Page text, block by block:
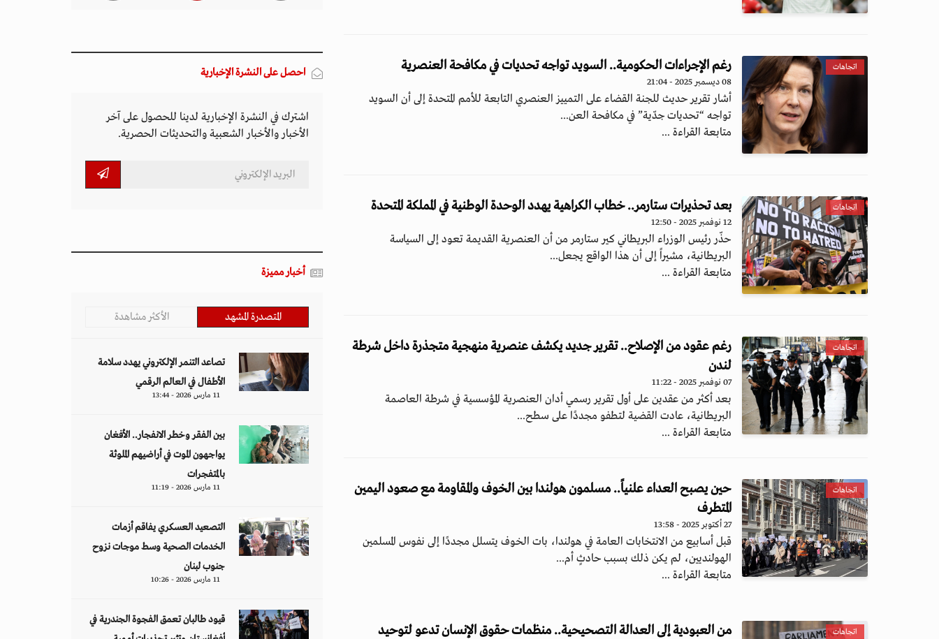
اتجاهات رغم الإجراءات الحكومية.. السويد تواجه تحديات في مكافحة العنصرية
08 ديسمبر 2025 - 21:04
أشار تقرير حديث للجنة القضاء على التمييز العنصري التابعة للأمم المتحدة إلى أن السويد
تواجه “تحديات جدّية” في مكافحة العن...
متابعة القراءة ...
اتجاهات بعد تحذيرات ستارمر.. خطاب الكراهية يهدد الوحدة الوطنية في المملكة المتحدة
12 نوفمبر 2025 - 12:50
حذّر رئيس الوزراء البريطاني كير ستارمر من أن العنصرية القديمة تعود إلى السياسة
البريطانية، مشيراً إلى أن هذا الواقع يجعل...
متابعة القراءة ...
اتجاهات
رغم عقود من الإصلاح.. تقرير جديد يكشف عنصرية منهجية متجذرة داخل شرطة
لندن
07 نوفمبر 2025 - 11:22
بعد أكثر من عقدين على أول تقرير رسمي أدان العنصرية المؤسسية في شرطة العاصمة
البريطانية، عادت القضية لتطفو مجددًا على سطح...
متابعة القراءة ...
اتجاهات
حين يصبح العداء علنياً.. مسلمون هولندا بين الخوف والمقاومة مع صعود اليمين
المتطرف
27 أكتوبر 2025 - 13:58
قبل أسابيع من الانتخابات العامة في هولندا، بات الخوف يتسلل مجددًا إلى نفوس المسلمين
الهولنديين، لم يكن ذلك بسبب حادثٍ أم...
متابعة القراءة ...
اتجاهات
من العبودية إلى العدالة التصحيحية.. منظمات حقوق الإنسان تدعو لتوحيد
احصل على النشرة الإخبارية
اشترك في النشرة الإخبارية لدينا للحصول على آخر
الأخبار والأخبار الشعبية والتحديثات الحصرية.
أخبار مميزة
المتصدرة المشهد الأكثر مشاهدة
تصاعد التنمر الإلكتروني يهدد سلامة
الأطفال في العالم الرقمي
11 مارس 2026 - 13:44
بين الفقر وخطر الانفجار.. الأفغان
يواجهون الموت في أراضيهم الملوثة
بالمتفجرات
11 مارس 2026 - 11:19
التصعيد العسكري يفاقم أزمات
الخدمات الصحية وسط موجات نزوح
جنوب لبنان
11 مارس 2026 - 10:26
قيود طالبان تعمق الفجوة الجندرية في